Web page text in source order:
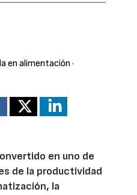
en alimentación ·
en uno de
de la productividad
la